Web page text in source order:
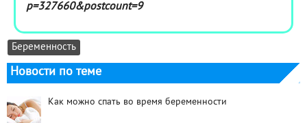
p=327660&postcount=9
Беременность
Новости по теме
Как можно спать во время беременности